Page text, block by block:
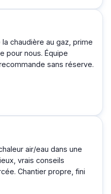
chaudière au gaz, prime
pour nous. Équipe
sans réserve.
air/eau dans une
vrais conseils
Chantier propre, fini